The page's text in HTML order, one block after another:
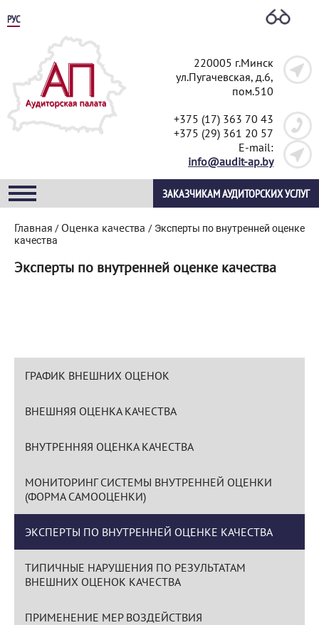
РУС
220005 г.Минск
ул.Пугачевская, д.6,
пом.510
+375 (17) 363 70 43
+375 (29) 361 20 57
E-mail:
info@audit-ap.by
ЗАКАЗЧИКАМ АУДИТОРСКИХ УСЛУГ
Главная / Оценка качества / Эксперты по внутренней оценке
качества
Эксперты по внутренней оценке качества
ГРАФИК ВНЕШНИХ ОЦЕНОК
ВНЕШНЯЯ ОЦЕНКА КАЧЕСТВА
ВНУТРЕННЯЯ ОЦЕНКА КАЧЕСТВА
МОНИТОРИНГ СИСТЕМЫ ВНУТРЕННЕЙ ОЦЕНКИ
(ФОРМА САМООЦЕНКИ)
ЭКСПЕРТЫ ПО ВНУТРЕННЕЙ ОЦЕНКЕ КАЧЕСТВА
ТИПИЧНЫЕ НАРУШЕНИЯ ПО РЕЗУЛЬТАТАМ
ВНЕШНИХ ОЦЕНОК КАЧЕСТВА
ПРИМЕНЕНИЕ МЕР ВОЗДЕЙСТВИЯ